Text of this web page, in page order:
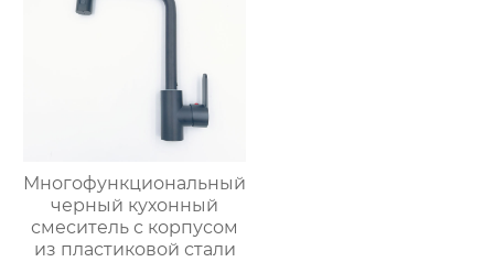
Многофункциональный
черный кухонный
смеситель с корпусом
из пластиковой стали